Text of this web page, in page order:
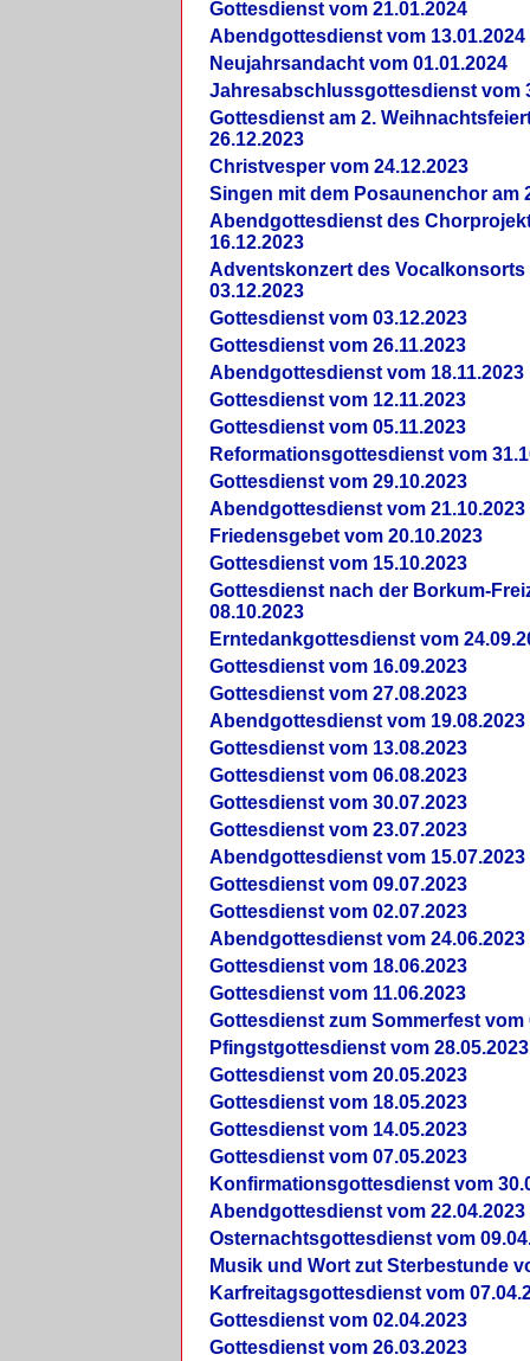
Gottesdienst vom 21.01.2024
Abendgottesdienst vom 13.01.2024
Neujahrsandacht vom 01.01.2024
Jahresabschlussgottesdienst vom
Gottesdienst am 2.
26.12.2023
Christvesper vom 24.12.2023
Singen mit dem Posaunenchor am
Abendgottesdienst des
16.12.2023
Adventskonzert des Vocalkonsorts
03.12.2023
Gottesdienst vom 03.12.2023
Gottesdienst vom 26.11.2023
Abendgottesdienst vom 18.11.2023
Gottesdienst vom 12.11.2023
Gottesdienst vom 05.11.2023
Reformationsgottesdienst vom
Gottesdienst vom 29.10.2023
Abendgottesdienst vom 21.10.2023
Friedensgebet vom 20.10.2023
Gottesdienst vom 15.10.2023
Gottesdienst nach der Borkum-
08.10.2023
Erntedankgottesdienst vom
Gottesdienst vom 16.09.2023
Gottesdienst vom 27.08.2023
Abendgottesdienst vom 19.08.2023
Gottesdienst vom 13.08.2023
Gottesdienst vom 06.08.2023
Gottesdienst vom 30.07.2023
Gottesdienst vom 23.07.2023
Abendgottesdienst vom 15.07.2023
Gottesdienst vom 09.07.2023
Gottesdienst vom 02.07.2023
Abendgottesdienst vom 24.06.2023
Gottesdienst vom 18.06.2023
Gottesdienst vom 11.06.2023
Gottesdienst zum Sommerfest vom
Pfingstgottesdienst vom 28.05.2023
Gottesdienst vom 20.05.2023
Gottesdienst vom 18.05.2023
Gottesdienst vom 14.05.2023
Gottesdienst vom 07.05.2023
Konfirmationsgottesdienst vom
Abendgottesdienst vom 22.04.2023
Osternachtsgottesdienst vom
Musik und Wort zut Sterbestunde
Karfreitagsgottesdienst vom
Gottesdienst vom 02.04.2023
Gottesdienst vom 26.03.2023